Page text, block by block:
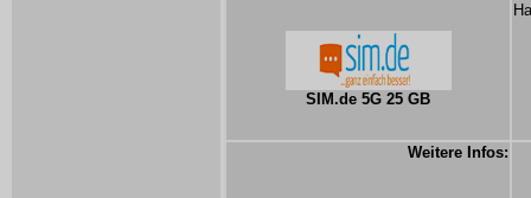
SIM.de 5G 25 GB
Weitere Infos: